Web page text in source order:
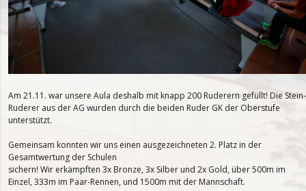
Am 21.11. war unsere Aula deshalb mit knapp 200 Ruderern gefüllt! Die Stein-
Ruderer aus der AG wurden durch die beiden Ruder GK der Oberstufe
unterstützt.
Gemeinsam konnten wir uns einen ausgezeichneten 2. Platz in der
Gesamtwertung der Schulen
sichern! Wir erkämpften 3x Bronze, 3x Silber und 2x Gold, über 500m im
Einzel, 333m im Paar-Rennen, und 1500m mit der Mannschaft.